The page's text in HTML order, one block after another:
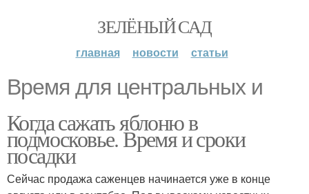
ЗЕЛЁНЫЙ САД
главная новости статьи
Время для центральных и
Когда сажать яблоню в
подмосковье. Время и сроки
посадки
Сейчас продажа саженцев начинается уже в конце